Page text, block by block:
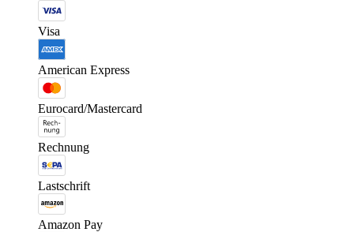
Visa
American Express
Eurocard/Mastercard
Rechnung
Lastschrift
Amazon Pay